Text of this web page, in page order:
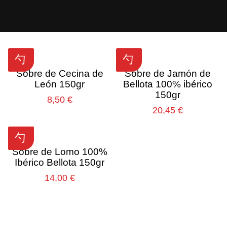
Sobre de Cecina de
León 150gr
8,50 €
Sobre de Jamón de
Bellota 100% ibérico
150gr
20,45 €
Sobre de Lomo 100%
Ibérico Bellota 150gr
14,00 €